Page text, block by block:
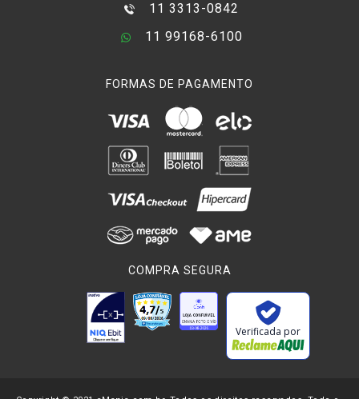
11 3313-0842
11 99168-6100
FORMAS DE PAGAMENTO
COMPRA SEGURA
Verificada por